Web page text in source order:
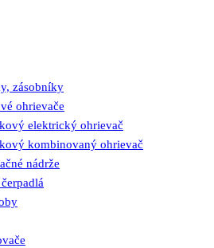
zásobníky
ohrievače
elektrický ohrievač
kombinovaný ohrievač
nádrže